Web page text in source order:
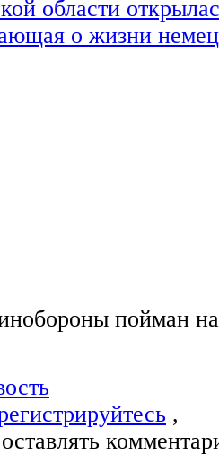
области
о жизни
пойман на
,